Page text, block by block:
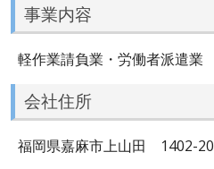
事業内容
軽作業請負業・労働者派遣業
会社住所
福岡県嘉麻市上山田 1402-20